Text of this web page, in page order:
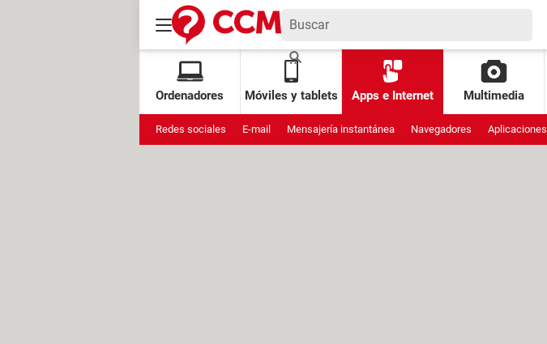
Ordenadores Móviles y tablets Apps e Internet Multimedia
Redes sociales E-mail Mensajería instantánea Navegadores Aplicaciones